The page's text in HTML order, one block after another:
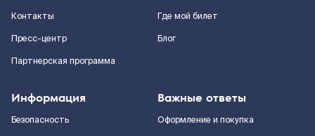
Контакты
Пресс-центр
Партнерская программа
Где мой билет
Блог
Информация
Безопасность
Важные ответы
Оформление и покупка